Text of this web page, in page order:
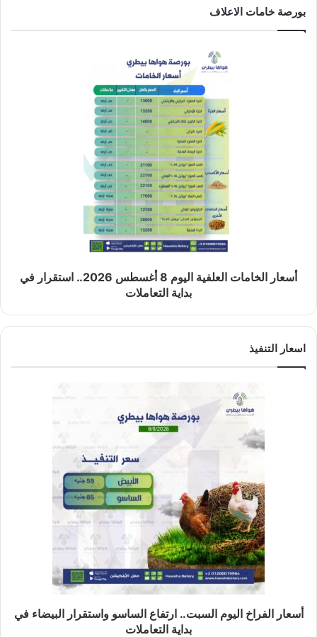
بورصة خامات الاعلاف
أسعار الخامات العلفية اليوم 8 أغسطس 2026.. استقرار في
بداية التعاملات
اسعار التنفيذ
أسعار الفراخ اليوم السبت.. ارتفاع الساسو واستقرار البيضاء في
بداية التعاملات